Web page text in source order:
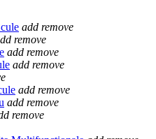
add remove
remove
add remove
add remove
add remove
add remove
remove